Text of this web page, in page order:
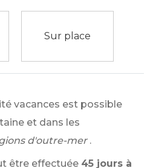
Sur place
vacances est possible
et dans les
d'outre-mer .
être effectuée 45 jours à